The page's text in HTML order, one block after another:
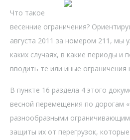
Что такое
весенние ограничения?
августа 2011 за номером 211, мы
каких случаях, в какие периоды и
вводить те или иные ограничения
В пункте 16 раздела 4 этого
весной перемещения по дорогам
разнообразными
защиты их от перегрузок,